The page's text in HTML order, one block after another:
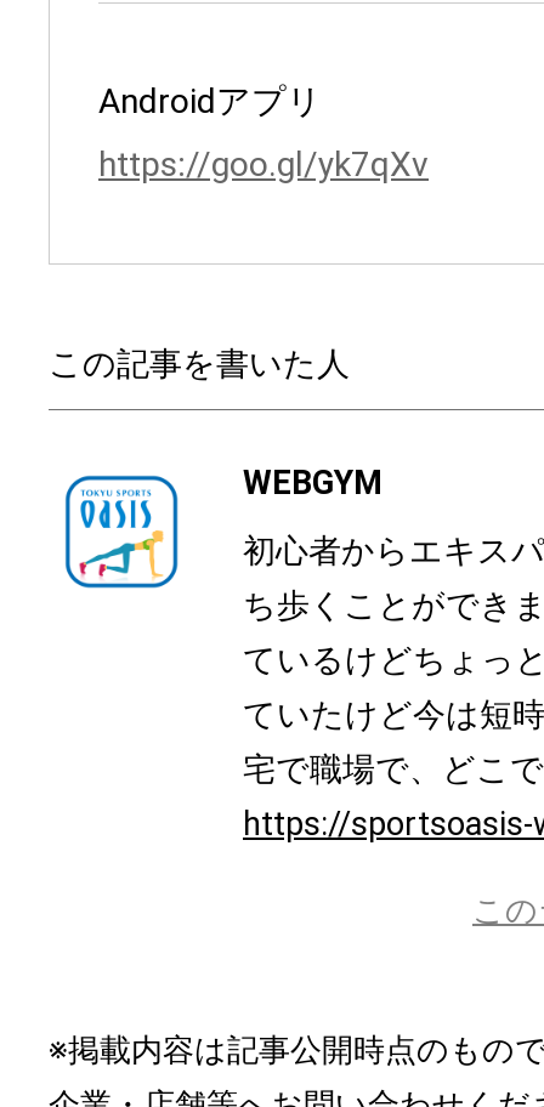
Androidアプリ
https://goo.gl/yk7qXv
この記事を書いた人
WEBGYM
初心者からエキス
ち歩くことができ
ているけどちょっ
ていたけど今は短
宅で職場で、どこ
https://sportsoasis-
こ
※掲載内容は記事公開時点のもの